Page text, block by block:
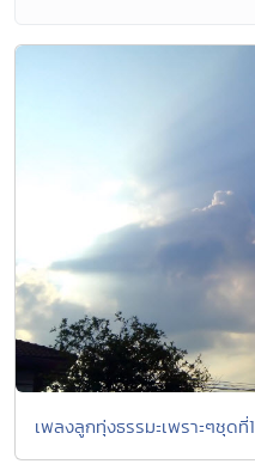
เพลงลูกทุ่งธรรมะเพราะๆชุดที่1